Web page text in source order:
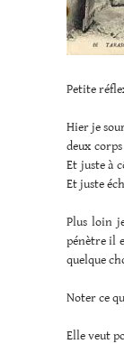
Petite
Hier je
deux
Et juste à
Et juste
Plus loin
pénètre il
quelque
Noter ce
Elle veut